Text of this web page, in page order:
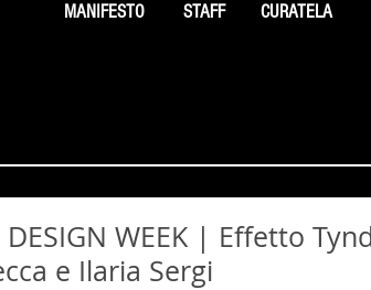
MANIFESTO STAFF CURATELA
DESIGN WEEK | Effetto
e Ilaria Sergi